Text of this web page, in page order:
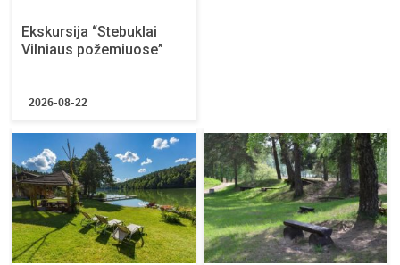
Ekskursija “Stebuklai
Vilniaus požemiuose”
2026-08-22